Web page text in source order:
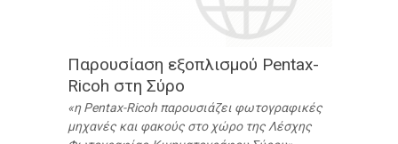
Παρουσίαση εξοπλισμού Pentax-
Ricoh στη Σύρο
η Pentax-Ricoh παρουσιάζει φωτογραφικές
μηχανές και φακούς στο χώρο της Λέσχης